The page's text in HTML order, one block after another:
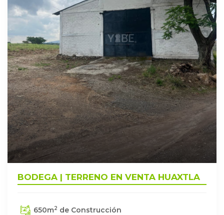
BODEGA | TERRENO EN VENTA HUAXTLA
650m2 de Construcción